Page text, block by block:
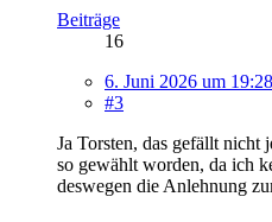
Beiträge
16
6. Juni 2026 um 19:28
#3
Ja Torsten, das gefällt nicht
so gewählt worden, da ich
deswegen die Anlehnung